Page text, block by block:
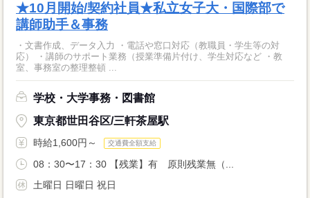
★10月開始/契約社員★私立女子大・国際部で
講師助手＆事務
・文書作成、データ入力 ・電話や窓口対応（教職員・学生等の対
応） ・講師のサポート業務（授業準備片付け、学生対応など ・教
室、事務室の整理整頓 ...
学校・大学事務・図書館
東京都世田谷区/三軒茶屋駅
時給1,600円～ 交通費全額支給
08：30〜17：30 【残業】有 原則残業無（...
土曜日 日曜日 祝日